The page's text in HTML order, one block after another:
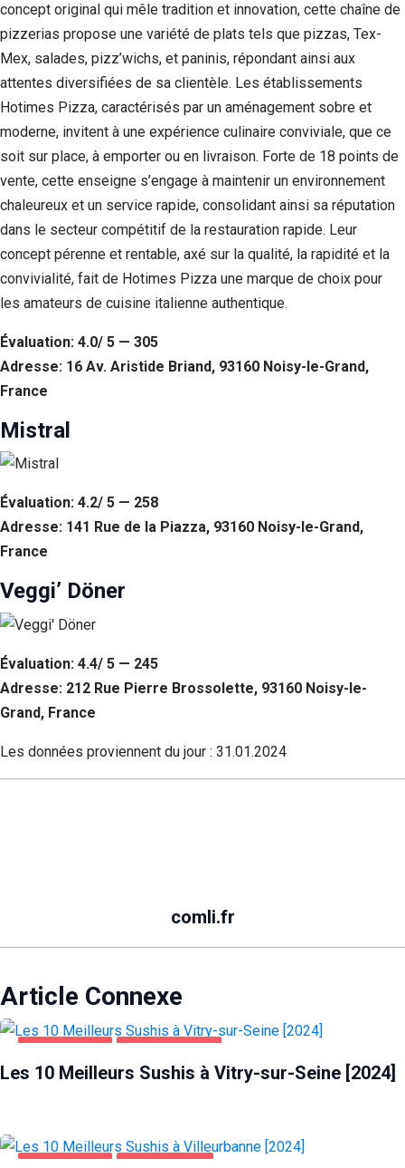
concept original qui mêle tradition et innovation, cette chaîne de
pizzerias propose une variété de plats tels que pizzas, Tex-
Mex, salades, pizz’wichs, et paninis, répondant ainsi aux
attentes diversifiées de sa clientèle. Les établissements
Hotimes Pizza, caractérisés par un aménagement sobre et
moderne, invitent à une expérience culinaire conviviale, que ce
soit sur place, à emporter ou en livraison. Forte de 18 points de
vente, cette enseigne s’engage à maintenir un environnement
chaleureux et un service rapide, consolidant ainsi sa réputation
dans le secteur compétitif de la restauration rapide. Leur
concept pérenne et rentable, axé sur la qualité, la rapidité et la
convivialité, fait de Hotimes Pizza une marque de choix pour
les amateurs de cuisine italienne authentique.
Évaluation: 4.0/ 5 — 305
Adresse: 16 Av. Aristide Briand, 93160 Noisy-le-Grand,
France
Mistral
Évaluation: 4.2/ 5 — 258
Adresse: 141 Rue de la Piazza, 93160 Noisy-le-Grand,
France
Veggi’ Döner
Évaluation: 4.4/ 5 — 245
Adresse: 212 Rue Pierre Brossolette, 93160 Noisy-le-
Grand, France
Les données proviennent du jour : 31.01.2024
comli.fr
Article Connexe
ALIMENTATION VITRY-SUR-SEINE
Les 10 Meilleurs Sushis à Vitry-sur-Seine [2024]
ALIMENTATION VILLEURBANNE